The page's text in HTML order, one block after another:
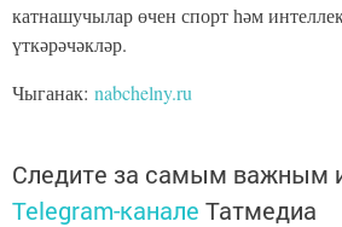
катнашучылар өчен спорт һәм
үткәрәчәкләр.
Чыганак: nabchelny.ru
Следите за самым важным
Telegram-канале Татмедиа